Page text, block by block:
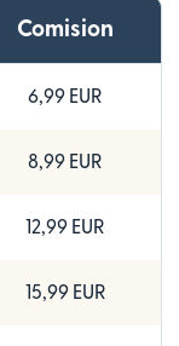
Comision
6,99 EUR
8,99 EUR
12,99 EUR
15,99 EUR